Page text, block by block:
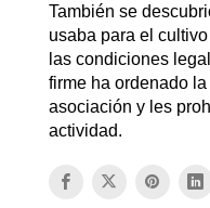
También se
usaba para el
las condiciones
firme ha ordenado
asociación y les
actividad.